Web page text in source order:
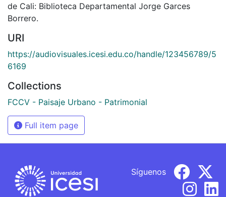
de Cali: Biblioteca Departamental Jorge Garces
Borrero.
URI
https://audiovisuales.icesi.edu.co/handle/123456789/5
6169
Collections
FCCV - Paisaje Urbano - Patrimonial
Full item page
Síguenos